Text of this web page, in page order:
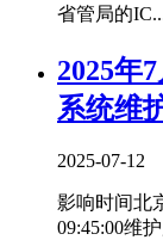
省管局的
2025年
系统维
2025-07-12
影响时间北
09:45:00维